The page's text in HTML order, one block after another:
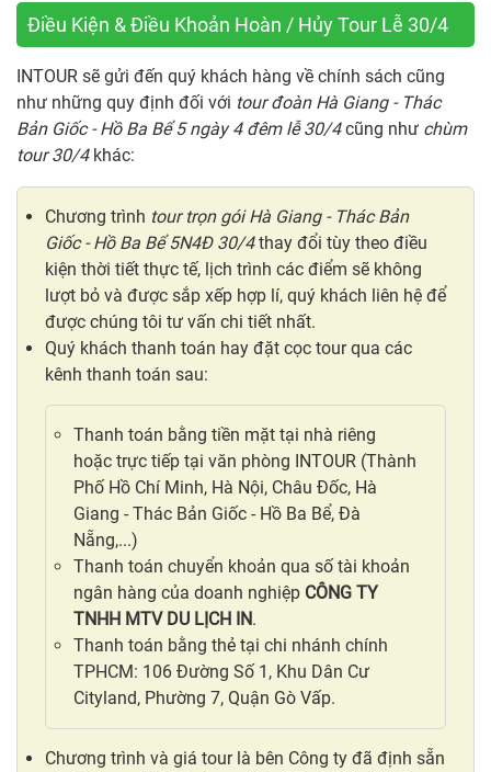
Điều Kiện & Điều Khoản Hoàn / Hủy Tour Lễ 30/4
INTOUR sẽ gửi đến quý khách hàng về chính sách cũng
như những quy định đối với tour đoàn Hà Giang - Thác
Bản Giốc - Hồ Ba Bể 5 ngày 4 đêm lễ 30/4cũng như chùm
tour 30/4 khác:
Chương trình tour trọn gói Hà Giang - Thác Bản
Giốc - Hồ Ba Bể 5N4Đ 30/4thay đổi tùy theo điều
kiện thời tiết thực tế, lịch trình các điểm sẽ không
lượt bỏ và được sắp xếp hợp lí, quý khách liên hệ để
được chúng tôi tư vấn chi tiết nhất.
Quý khách thanh toán hay đặt cọc tour qua các
kênh thanh toán sau:
Thanh toán bằng tiền mặt tại nhà riêng
hoặc trực tiếp tại văn phòng INTOUR (Thành
Phố Hồ Chí Minh, Hà Nội, Châu Đốc, Hà
Giang - Thác Bản Giốc - Hồ Ba Bể, Đà
Nẵng,...)
Thanh toán chuyển khoản qua số tài khoản
ngân hàng của doanh nghiệp CÔNG TY
TNHH MTV DU LỊCH IN.
Thanh toán bằng thẻ tại chi nhánh chính
TPHCM: 106 Đường Số 1, Khu Dân Cư
Cityland, Phường 7, Quận Gò Vấp.
Chương trình và giá tour là bên Công ty đã định sẵn